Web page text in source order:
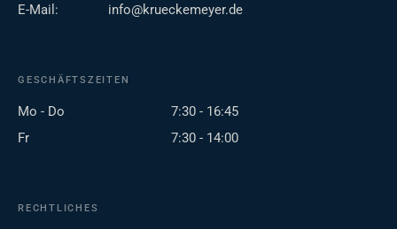
E-Mail:
info@krueckemeyer.de
GESCHÄFTSZEITEN
Mo - Do
7:30 - 16:45
Fr
7:30 - 14:00
RECHTLICHES